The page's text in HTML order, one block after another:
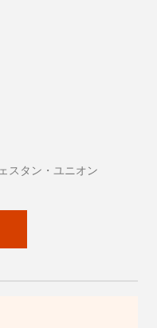
スタン・ユニオン